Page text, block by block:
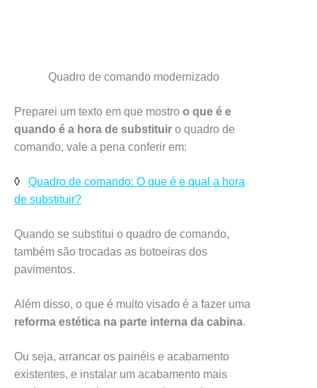
Quadro de comando modernizado
Preparei um texto em que mostro o que é e
quando é a hora de substituir o quadro de
comando, vale a pena conferir em:
◊ Quadro de comando: O que é e qual a hora
de substituir?
Quando se substitui o quadro de comando,
também são trocadas as botoeiras dos
pavimentos.
Além disso, o que é muito visado é a fazer uma
reforma estética na parte interna da cabina.
Ou seja, arrancar os painéis e acabamento
existentes, e instalar um acabamento mais